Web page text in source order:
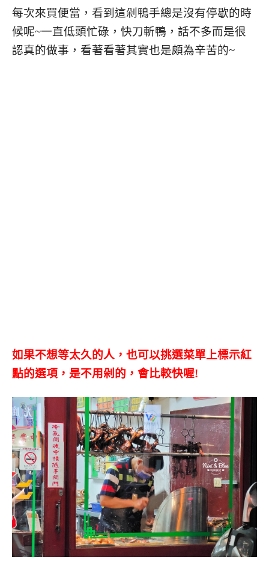
每次來買便當，看到這剁鴨手總是沒有停歇的時
候呢~一直低頭忙碌，快刀斬鴨，話不多而是很
認真的做事，看著看著其實也是頗為辛苦的~
如果不想等太久的人，也可以挑選菜單上標示紅
點的選項，是不用剁的，會比較快喔!